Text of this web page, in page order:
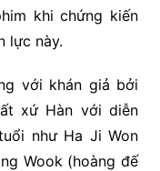
khi chứng kiến
lực này.
với khán giả bởi
xứ Hàn với diễn
như Ha Ji Won
Wook (hoàng đế